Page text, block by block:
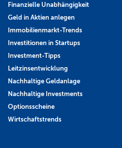
Finanzielle Unabhängigkeit
Geld in Aktien anlegen
Immobilienmarkt-Trends
Investitionen in Startups
Investment-Tipps
Leitzinsentwicklung
Nachhaltige Geldanlage
Nachhaltige Investments
Optionsscheine
Wirtschaftstrends